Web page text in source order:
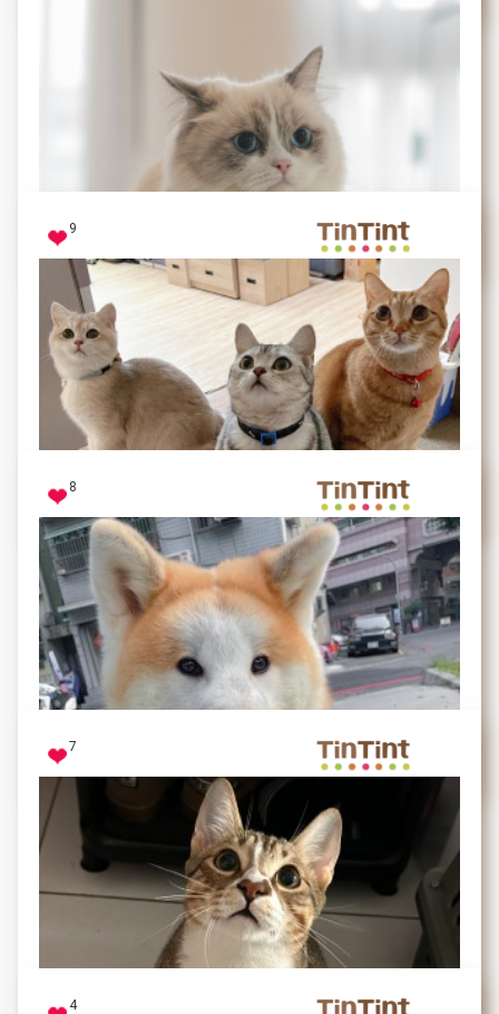
被爸爸抱無奈的臉
看到炸毛的粉圓還有小短腿覺得有夠可愛
9
當有包裹的時候，他們好奇的眼神跟佔據包裹的行為真
奶酒、球球、燒燒
8
總是用傻呼呼的笑容溫暖所有人，就像一隻毛絨絨的小
7
4